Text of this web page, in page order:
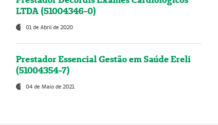
LTDA (51004346-0)
01 de Abril de 2020
Prestador Essencial Gestão em Saúde Ereli
(51004354-7)
04 de Maio de 2021